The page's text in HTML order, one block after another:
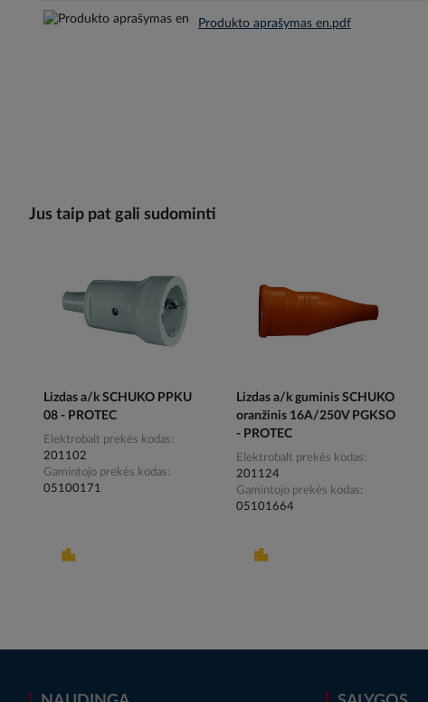
Produkto aprašymas en.pdf
Jus taip pat gali sudominti
Lizdas a/k SCHUKO PPKU
08 - PROTEC
Elektrobalt prekės kodas
201102
Gamintojo prekės kodas
05100171
Lizdas a/k guminis SCHUKO
oranžinis 16A/250V PGKSO
- PROTEC
Elektrobalt prekės kodas
201124
Gamintojo prekės kodas
05101664